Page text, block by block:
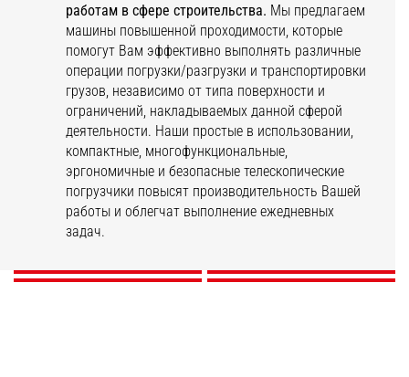
работам в сфере строительства. Мы предлагаем
машины повышенной проходимости, которые
помогут Вам эффективно выполнять различные
операции погрузки/разгрузки и транспортировки
грузов, независимо от типа поверхности и
ограничений, накладываемых данной сферой
деятельности. Наши простые в использовании,
компактные, многофункциональные,
эргономичные и безопасные телескопические
погрузчики повысят производительность Вашей
работы и облегчат выполнение ежедневных
задач.
МТ-X MHT-X
MTA
ОТКРОЙТЕ ДЛЯ СЕБЯ
MXT
ОТКРОЙТЕ ДЛЯ СЕБЯ